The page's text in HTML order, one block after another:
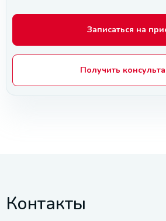
Записаться на
Получить
Контакты